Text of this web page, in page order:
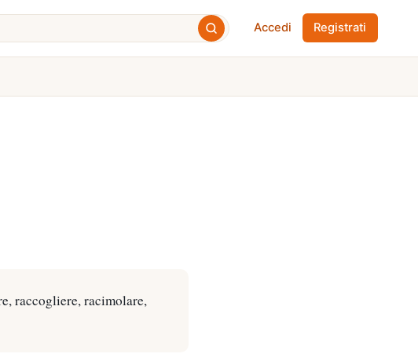
Accedi Registrati
raccogliere, racimolare,